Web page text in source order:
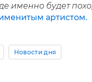
именно будет
артистом.
Новости дня